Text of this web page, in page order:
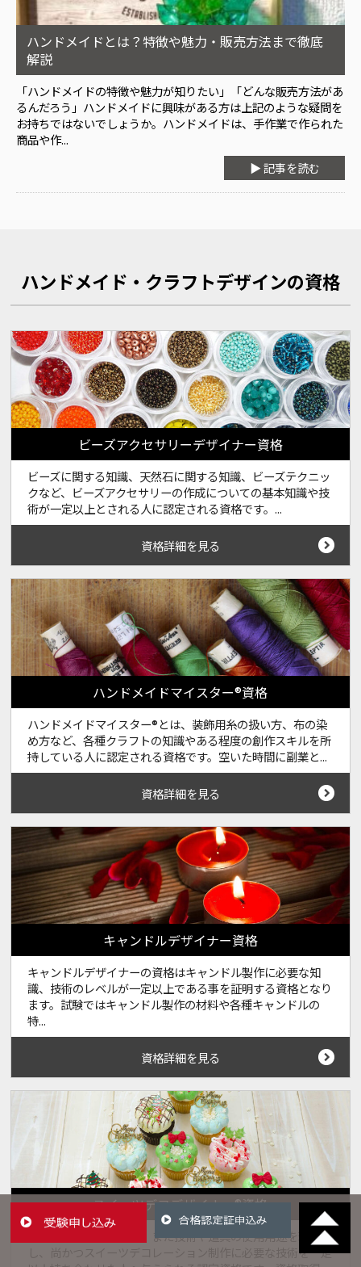
ハンドメイドとは？特徴や魅力・販売方法まで徹底
解説
「ハンドメイドの特徴や魅力が知りたい」「どんな販売方法があ
るんだろう」ハンドメイドに興味がある方は上記のような疑問を
お持ちではないでしょうか。ハンドメイドは、手作業で作られた
商品や作...
▶ 記事を読む
ハンドメイド・クラフトデザインの資格
ビーズアクセサリーデザイナー資格
ビーズに関する知識、天然石に関する知識、ビーズテクニッ
クなど、ビーズアクセサリーの作成についての基本知識や技
術が一定以上とされる人に認定される資格です。...
資格詳細を見る
ハンドメイドマイスター®資格
ハンドメイドマイスター®とは、装飾用糸の扱い方、布の染
め方など、各種クラフトの知識やある程度の創作スキルを所
持している人に認定される資格です。空いた時間に副業と...
資格詳細を見る
キャンドルデザイナー資格
キャンドルデザイナーの資格はキャンドル製作に必要な知
識、技術のレベルが一定以上である事を証明する資格となり
ます。試験ではキャンドル製作の材料や各種キャンドルの
特...
資格詳細を見る
スイーツデコデザイナー®資格
デコレーションの歴史、また技術や道具の使用用途を理解
し、尚かつスイーツデコレーション制作に必要な技術を一定